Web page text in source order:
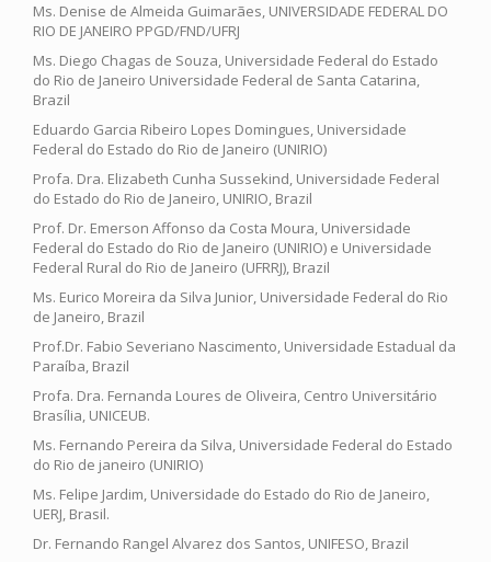
Ms. Denise de Almeida Guimarães, UNIVERSIDADE FEDERAL DO
RIO DE JANEIRO PPGD/FND/UFRJ
Ms. Diego Chagas de Souza, Universidade Federal do Estado
do Rio de Janeiro Universidade Federal de Santa Catarina,
Brazil
Eduardo Garcia Ribeiro Lopes Domingues, Universidade
Federal do Estado do Rio de Janeiro (UNIRIO)
Profa. Dra. Elizabeth Cunha Sussekind, Universidade Federal
do Estado do Rio de Janeiro, UNIRIO, Brazil
Prof. Dr. Emerson Affonso da Costa Moura, Universidade
Federal do Estado do Rio de Janeiro (UNIRIO) e Universidade
Federal Rural do Rio de Janeiro (UFRRJ), Brazil
Ms. Eurico Moreira da Silva Junior, Universidade Federal do Rio
de Janeiro, Brazil
Prof.Dr. Fabio Severiano Nascimento, Universidade Estadual da
Paraíba, Brazil
Profa. Dra. Fernanda Loures de Oliveira, Centro Universitário
Brasília, UNICEUB.
Ms. Fernando Pereira da Silva, Universidade Federal do Estado
do Rio de janeiro (UNIRIO)
Ms. Felipe Jardim, Universidade do Estado do Rio de Janeiro,
UERJ, Brasil.
Dr. Fernando Rangel Alvarez dos Santos, UNIFESO, Brazil